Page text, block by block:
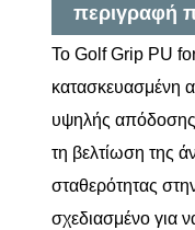
περιγραφή
Το Golf Grip PU
κατασκευασμένη
υψηλής απόδοσης,
τη βελτίωση της
σταθερότητας
σχεδιασμένο για